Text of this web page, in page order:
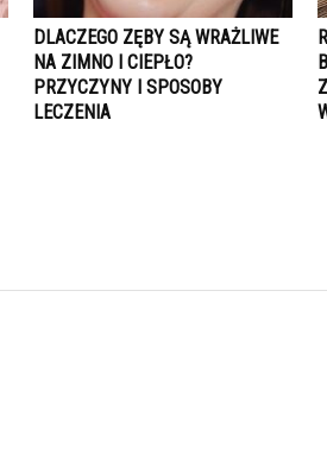
DLACZEGO ZĘBY SĄ WRAŻLIWE
NA ZIMNO I CIEPŁO?
PRZYCZYNY I SPOSOBY
LECZENIA